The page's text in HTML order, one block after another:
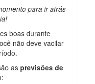
para ir atrás
boas durante
não deve vacilar
asprevisões de